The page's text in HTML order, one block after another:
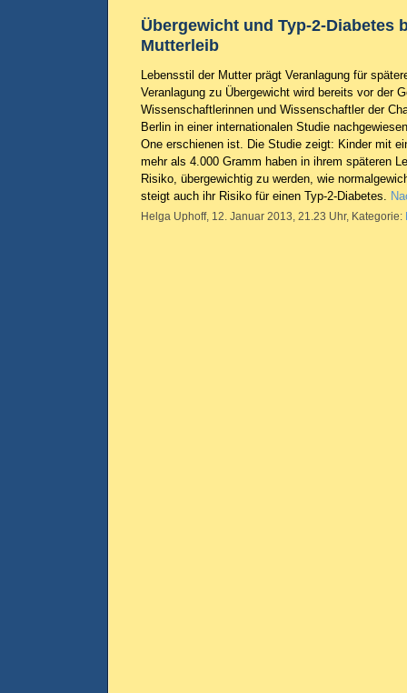
Übergewicht und Typ-2-Diabetes
Mutterleib
Lebensstil der Mutter prägt Veranlagung für
Veranlagung zu Übergewicht wird bereits vor der
Wissenschaftlerinnen und Wissenschaftler der
Berlin in einer internationalen Studie
One erschienen ist. Die Studie zeigt: Kinder mit
mehr als 4.000 Gramm haben in ihrem späteren
Risiko, übergewichtig zu werden, wie
steigt auch ihr Risiko für einen Typ-2-Diabetes.
Helga Uphoff, 12. Januar 2013, 21.23 Uhr, Kategorie: